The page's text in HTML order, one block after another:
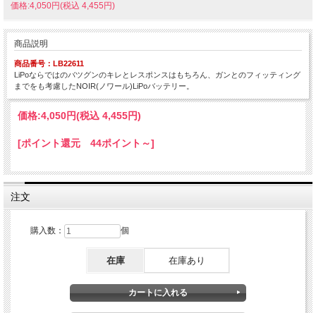
価格:4,050円(税込 4,455円)
商品説明
商品番号：LB22611
LiPoならではのバツグンのキレとレスポンスはもちろん、ガンとのフィッティング
までをも考慮したNOIR(ノワール)LiPoバッテリー。
価格:4,050円(税込 4,455円)
[ポイント還元 44ポイント～]
注文
購入数： 個
在庫 在庫あり